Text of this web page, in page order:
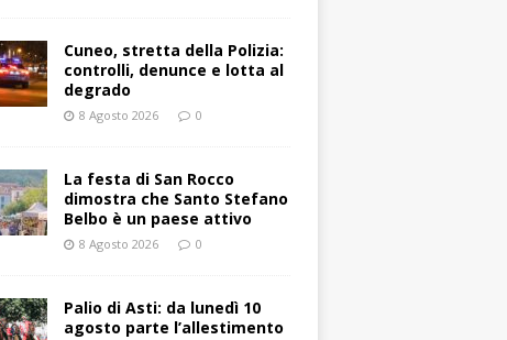
Cuneo, stretta della Polizia:
controlli, denunce e lotta al
degrado
8 Agosto 2026 0
La festa di San Rocco
dimostra che Santo Stefano
Belbo è un paese attivo
8 Agosto 2026 0
Palio di Asti: da lunedì 10
agosto parte l’allestimento